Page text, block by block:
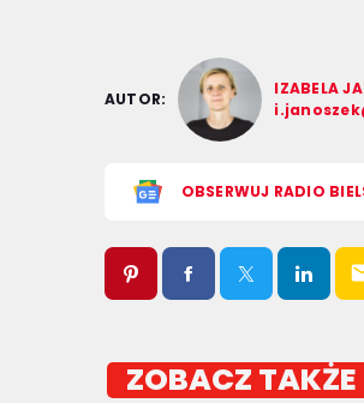
AUTOR:
IZABELA
OBSERWUJ RADIO
ZOBACZ TAKŻE